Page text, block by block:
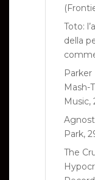
Toto:
della
Parker
Mash-
Music,
Park,
The